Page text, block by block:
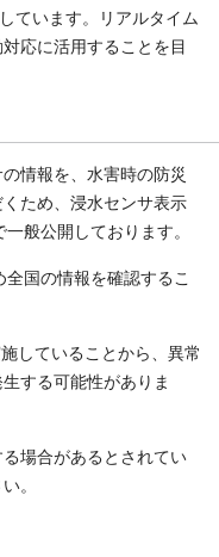
ています。リアルタイム
応に活用することを目
情報を、水害時の防災
ため、浸水センサ表示
般公開しております。
国の情報を確認するこ
していることから、異常
する可能性がありま
場合があるとされてい
。